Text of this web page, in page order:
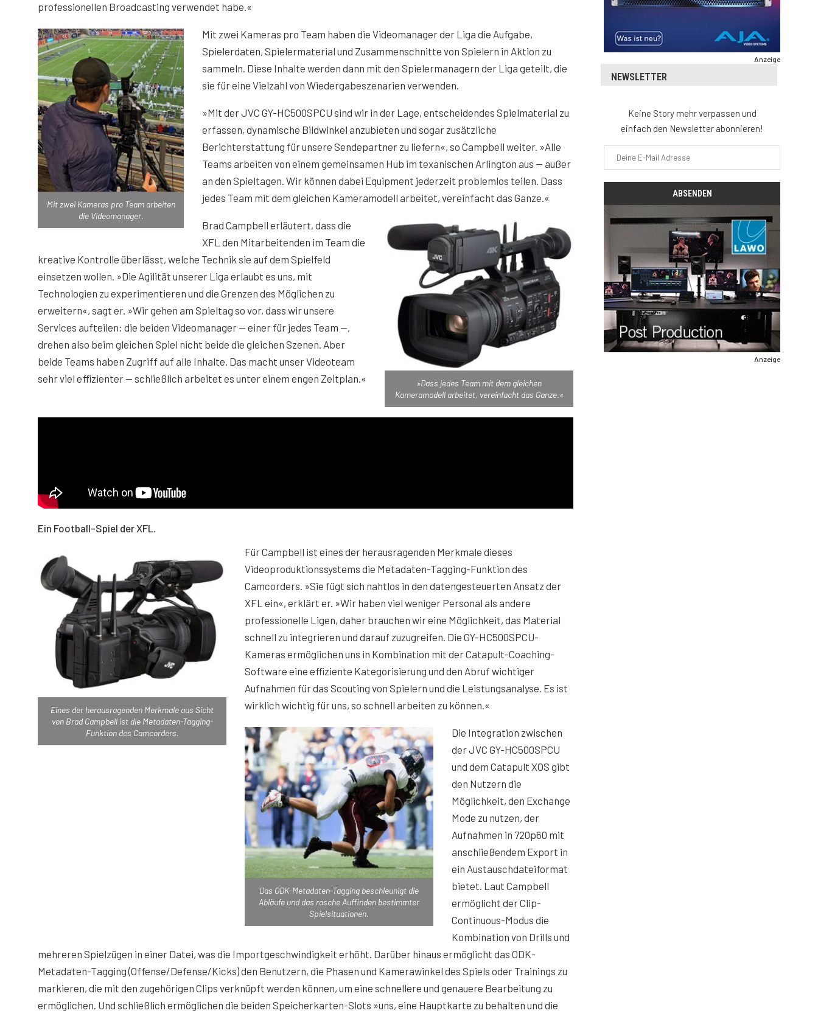
professionellen Broadcasting verwendet habe.«
Mit zwei Kameras pro Team arbeiten
die Videomanager.
Mit zwei Kameras pro Team haben die Videomanager der Liga die Aufgabe,
Spielerdaten, Spielermaterial und Zusammenschnitte von Spielern in Aktion zu
sammeln. Diese Inhalte werden dann mit den Spielermanagern der Liga geteilt, die
sie für eine Vielzahl von Wiedergabeszenarien verwenden.
»Mit der JVC GY-HC500SPCU sind wir in der Lage, entscheidendes Spielmaterial zu
erfassen, dynamische Bildwinkel anzubieten und sogar zusätzliche
Berichterstattung für unsere Sendepartner zu liefern«, so Campbell weiter. »Alle
Teams arbeiten von einem gemeinsamen Hub im texanischen Arlington aus — außer
an den Spieltagen. Wir können dabei Equipment jederzeit problemlos teilen. Dass
jedes Team mit dem gleichen Kameramodell arbeitet, vereinfacht das Ganze.«
»Dass jedes Team mit dem gleichen
Kameramodell arbeitet, vereinfacht das Ganze.«
Brad Campbell erläutert, dass die
XFL den Mitarbeitenden im Team die
kreative Kontrolle überlässt, welche Technik sie auf dem Spielfeld
einsetzen wollen. »Die Agilität unserer Liga erlaubt es uns, mit
Technologien zu experimentieren und die Grenzen des Möglichen zu
erweitern«, sagt er. »Wir gehen am Spieltag so vor, dass wir unsere
Services aufteilen: die beiden Videomanager — einer für jedes Team —,
drehen also beim gleichen Spiel nicht beide die gleichen Szenen. Aber
beide Teams haben Zugriff auf alle Inhalte. Das macht unser Videoteam
sehr viel effizienter — schließlich arbeitet es unter einem engen Zeitplan.«
Ein Football-Spiel der XFL.
Eines der herausragenden Merkmale aus Sicht
von Brad Campbell ist die Metadaten-Tagging-
Funktion des Camcorders.
Für Campbell ist eines der herausragenden Merkmale dieses
Videoproduktionssystems die Metadaten-Tagging-Funktion des
Camcorders. »Sie fügt sich nahtlos in den datengesteuerten Ansatz der
XFL ein«, erklärt er. »Wir haben viel weniger Personal als andere
professionelle Ligen, daher brauchen wir eine Möglichkeit, das Material
schnell zu integrieren und darauf zuzugreifen. Die GY-HC500SPCU-
Kameras ermöglichen uns in Kombination mit der Catapult-Coaching-
Software eine effiziente Kategorisierung und den Abruf wichtiger
Aufnahmen für das Scouting von Spielern und die Leistungsanalyse. Es ist
wirklich wichtig für uns, so schnell arbeiten zu können.«
Das ODK-Metadaten-Tagging beschleunigt die
Abläufe und das rasche Auffinden bestimmter
Spielsituationen.
Die Integration zwischen
der JVC GY-HC500SPCU
und dem Catapult XOS gibt
den Nutzern die
Möglichkeit, den Exchange
Mode zu nutzen, der
Aufnahmen in 720p60 mit
anschließendem Export in
ein Austauschdateiformat
bietet. Laut Campbell
ermöglicht der Clip-
Continuous-Modus die
Kombination von Drills und
mehreren Spielzügen in einer Datei, was die Importgeschwindigkeit erhöht. Darüber hinaus ermöglicht das ODK-
Metadaten-Tagging (Offense/Defense/Kicks) den Benutzern, die Phasen und Kamerawinkel des Spiels oder Trainings zu
markieren, die mit den zugehörigen Clips verknüpft werden können, um eine schnellere und genauere Bearbeitung zu
ermöglichen. Und schließlich ermöglichen die beiden Speicherkarten-Slots »uns, eine Hauptkarte zu behalten und die
Anzeige
NEWSLETTER
Keine Story mehr verpassen und
einfach den Newsletter abonnieren!
Anzeige